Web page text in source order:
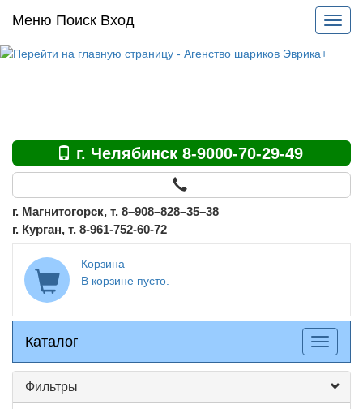
Основное
меню
по
Меню Поиск Вход
меню
г. Челябинск 8-9000-70-29-49
г. Магнитогорск, т. 8–908–828–35–38
г. Курган, т. 8-961-752-60-72
Корзина
В корзине пусто.
Каталог
Каталог
меню
Фильтры